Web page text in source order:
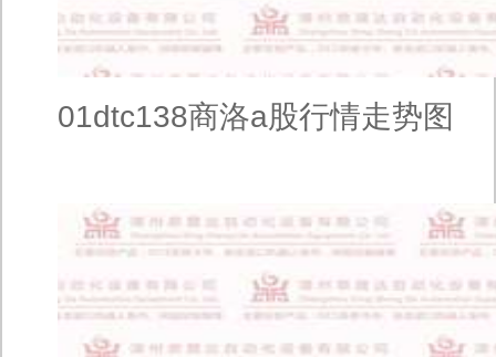
01dtc138商洛a股行情走势图